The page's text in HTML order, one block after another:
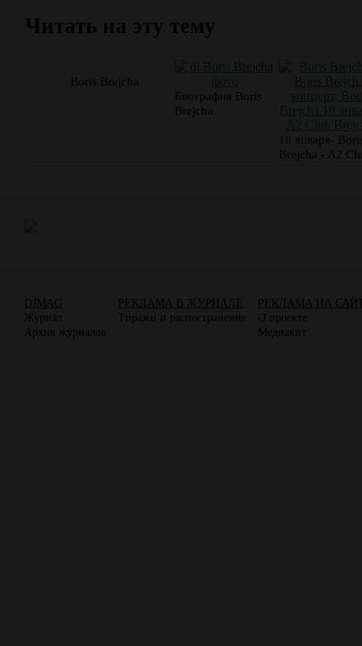
Читать на эту тему
Boris Brejcha
Биография Boris
Brejcha
18 января-
Brejcha - A2
DJMAG
Журнал
Архив журналов
РЕКЛАМА В ЖУРНАЛЕ
Тиражи и распостранение
РЕКЛАМА НА
О проекте
Медиакит